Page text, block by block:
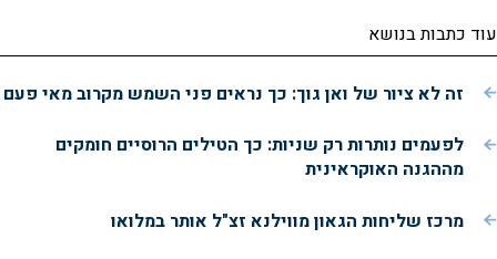
עוד כתבות בנושא
זה לא ציור של ואן גוך: כך נראים פני השמש מקרוב מאי פעם
לפעמים נותרות רק שניות: כך הטילים הרוסיים חומקים
מההגנה האוקראינית
מרכז שליחות הגאון מווילנא זצ"ל אותר במלואו